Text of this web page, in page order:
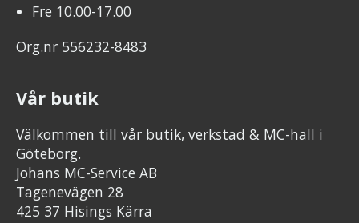
Fre 10.00-17.00
Org.nr 556232-8483
Vår butik
Välkommen till vår butik, verkstad & MC-hall i
Göteborg.
Johans MC-Service AB
Tagenevägen 28
425 37 Hisings Kärra